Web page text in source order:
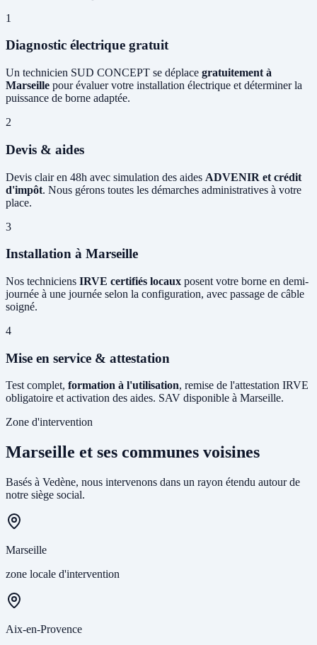
1
Diagnostic électrique gratuit
Un technicien SUD CONCEPT se déplace gratuitement à
Marseille pour évaluer votre installation électrique et déterminer la
puissance de borne adaptée.
2
Devis & aides
Devis clair en 48h avec simulation des aides ADVENIR et crédit
d'impôt. Nous gérons toutes les démarches administratives à votre
place.
3
Installation à Marseille
Nos techniciens IRVE certifiés locaux posent votre borne en demi-
journée à une journée selon la configuration, avec passage de câble
soigné.
4
Mise en service & attestation
Test complet, formation à l'utilisation, remise de l'attestation IRVE
obligatoire et activation des aides. SAV disponible à Marseille.
Zone d'intervention
Marseille et ses communes voisines
Basés à Vedène, nous intervenons dans un rayon étendu autour de
notre siège social.
Marseille
zone locale d'intervention
Aix-en-Provence